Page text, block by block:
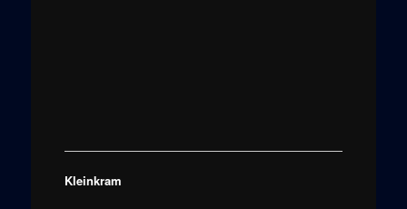
Kleinkram